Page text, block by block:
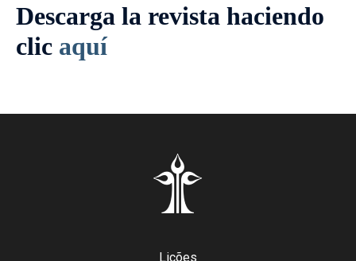
Descarga la revista haciendo
clic aquí
Lições